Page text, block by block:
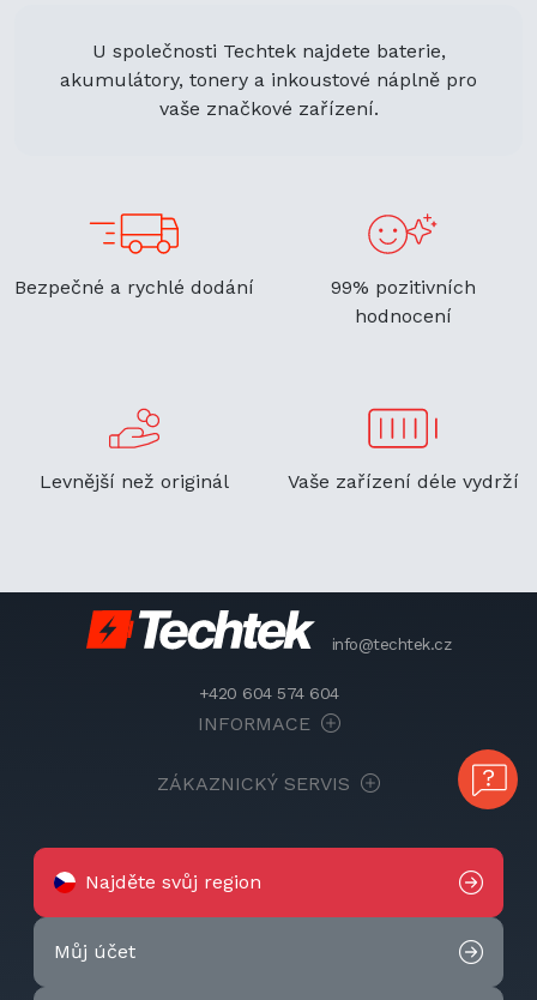
U společnosti Techtek najdete baterie,
akumulátory, tonery a inkoustové náplně pro
vaše značkové zařízení.
Bezpečné a rychlé dodání
99% pozitivních
hodnocení
Levnější než originál Vaše zařízení déle vydrží
info@techtek.cz
+420 604 574 604
INFORMACE
ZÁKAZNICKÝ SERVIS
Najděte svůj region
Můj účet